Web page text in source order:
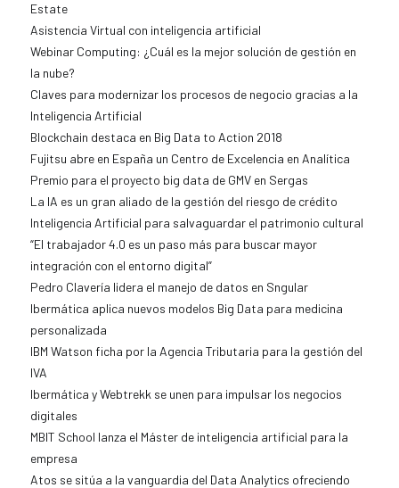
Estate
Asistencia Virtual con inteligencia artificial
Webinar Computing: ¿Cuál es la mejor solución de gestión en
la nube?
Claves para modernizar los procesos de negocio gracias a la
Inteligencia Artificial
Blockchain destaca en Big Data to Action 2018
Fujitsu abre en España un Centro de Excelencia en Analítica
Premio para el proyecto big data de GMV en Sergas
La IA es un gran aliado de la gestión del riesgo de crédito
Inteligencia Artificial para salvaguardar el patrimonio cultural
“El trabajador 4.0 es un paso más para buscar mayor
integración con el entorno digital”
Pedro Clavería lidera el manejo de datos en Sngular
Ibermática aplica nuevos modelos Big Data para medicina
personalizada
IBM Watson ficha por la Agencia Tributaria para la gestión del
IVA
Ibermática y Webtrekk se unen para impulsar los negocios
digitales
MBIT School lanza el Máster de inteligencia artificial para la
empresa
Atos se sitúa a la vanguardia del Data Analytics ofreciendo